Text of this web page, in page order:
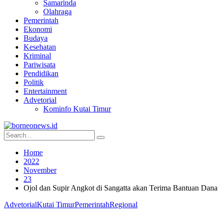
Samarinda
Olahraga
Pemerintah
Ekonomi
Budaya
Kesehatan
Kriminal
Pariwisata
Pendidikan
Politik
Entertainment
Advetorial
Kominfo Kutai Timur
Home
2022
November
23
Ojol dan Supir Angkot di Sangatta akan Terima Bantuan Dana
AdvetorialKutai TimurPemerintahRegional